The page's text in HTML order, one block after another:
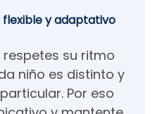
y adaptativo
su ritmo
niño es distinto y
Por eso